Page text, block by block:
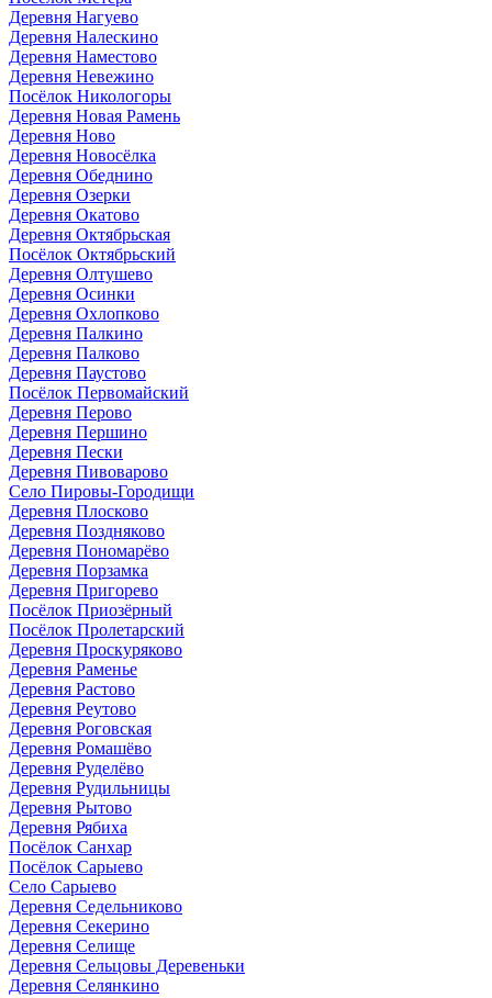
Деревня Нагуево
Деревня Налескино
Деревня Наместово
Деревня Невежино
Посёлок Никологоры
Деревня Новая Рамень
Деревня Ново
Деревня Новосёлка
Деревня Обеднино
Деревня Озерки
Деревня Окатово
Деревня Октябрьская
Посёлок Октябрьский
Деревня Олтушево
Деревня Осинки
Деревня Охлопково
Деревня Палкино
Деревня Палково
Деревня Паустово
Посёлок Первомайский
Деревня Перово
Деревня Першино
Деревня Пески
Деревня Пивоварово
Село Пировы-Городищи
Деревня Плосково
Деревня Поздняково
Деревня Пономарёво
Деревня Порзамка
Деревня Пригорево
Посёлок Приозёрный
Посёлок Пролетарский
Деревня Проскуряково
Деревня Раменье
Деревня Растово
Деревня Реутово
Деревня Роговская
Деревня Ромашёво
Деревня Руделёво
Деревня Рудильницы
Деревня Рытово
Деревня Рябиха
Посёлок Санхар
Посёлок Сарыево
Село Сарыево
Деревня Седельниково
Деревня Секерино
Деревня Селище
Деревня Сельцовы Деревеньки
Деревня Селянкино